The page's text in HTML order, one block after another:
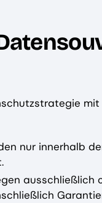
nur innerhalb